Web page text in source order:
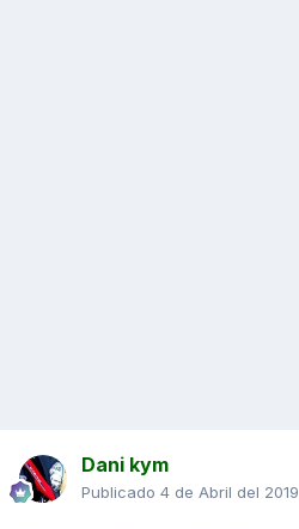
Dani kym
Publicado 4 de Abril del 2019